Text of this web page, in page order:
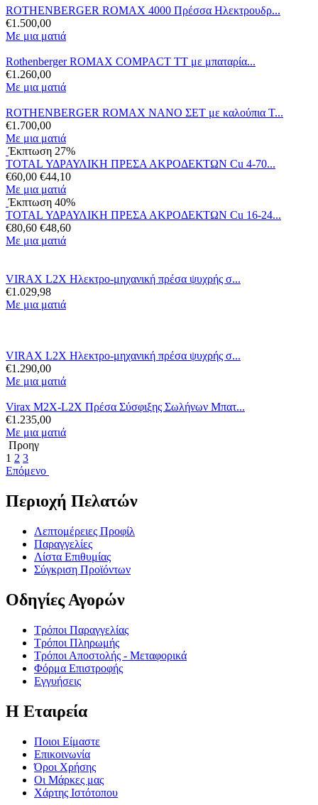
ROTHENBERGER ROMAX 4000 Πρέσσα Ηλεκτρουδρ...
€1.500,00
Με μια ματιά
Rothenberger ROMAX COMPACT TT με μπαταρία...
€1.260,00
Με μια ματιά
ROTHENBERGER ROMAX NANO ΣET με καλούπια T...
€1.700,00
Με μια ματιά
Έκπτωση 27%
TOTAL ΥΔΡΑΥΛΙΚΗ ΠΡΕΣΑ ΑΚΡΟΔΕΚΤΩΝ Cu 4-70...
€60,00 €44,10
Με μια ματιά
Έκπτωση 40%
TOTAL ΥΔΡΑΥΛΙΚΗ ΠΡΕΣΑ ΑΚΡΟΔΕΚΤΩΝ Cu 16-24...
€80,60 €48,60
Με μια ματιά
VIRAX L2X Ηλεκτρο-μηχανική πρέσα ψυχρής σ...
€1.029,98
Με μια ματιά
VIRAX L2X Ηλεκτρο-μηχανική πρέσα ψυχρής σ...
€1.290,00
Με μια ματιά
Virax M2X-L2X Πρέσα Σύσφιξης Σωλήνων Μπατ...
€1.235,00
Με μια ματιά
Προηγ
1 2 3
Επόμενο
Περιοχή Πελατών
Λεπτομέρειες Προφίλ
Παραγγελίες
Λίστα Επιθυμίας
Σύγκριση Προϊόντων
Οδηγίες Αγορών
Τρόποι Παραγγελίας
Τρόποι Πληρωμής
Τρόποι Αποστολής - Μεταφορικά
Φόρμα Επιστροφής
Εγγυήσεις
Η Εταιρεία
Ποιοι Είμαστε
Επικοινωνία
Όροι Χρήσης
Οι Μάρκες μας
Χάρτης Ιστότοπου